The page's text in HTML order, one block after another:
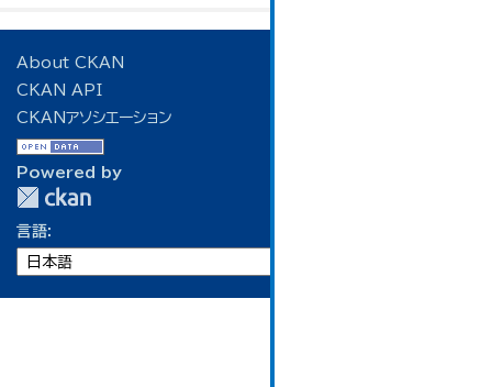
About CKAN
CKAN API
CKANアソシエーション
Powered by
言語